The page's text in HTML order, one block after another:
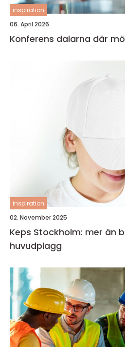
inspiration
06. April 2026
Konferens
inspiration
02. November 2025
Keps Stockholm: mer än
huvudplagg